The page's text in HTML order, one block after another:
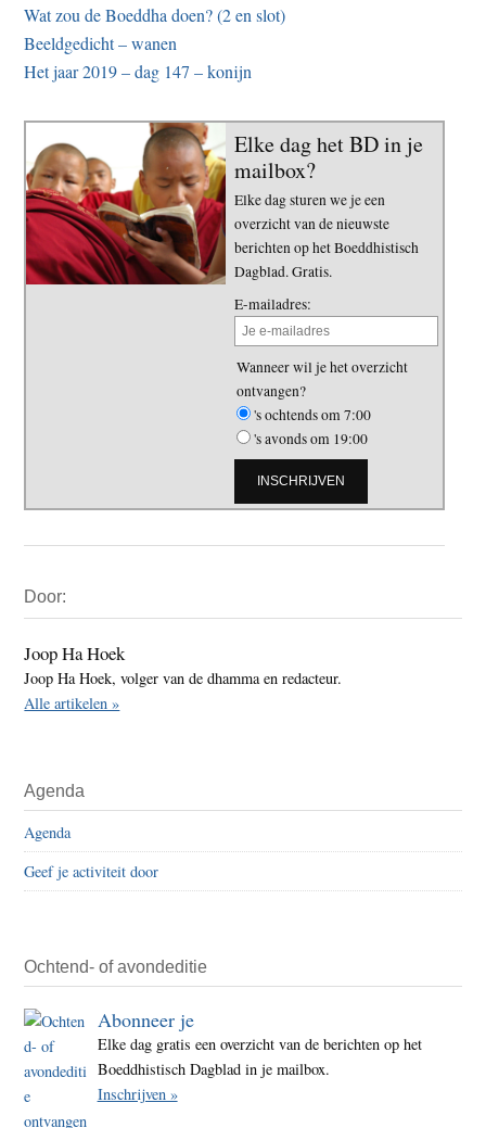
Wat zou de Boeddha doen? (2 en slot)
Beeldgedicht – wanen
Het jaar 2019 – dag 147 – konijn
Elke dag het BD in je
mailbox?
Elke dag sturen we je een
overzicht van de nieuwste
berichten op het Boeddhistisch
Dagblad. Gratis.
E-mailadres:
Wanneer wil je het overzicht
ontvangen?
's ochtends om 7:00
's avonds om 19:00
Sidebar
Door:
Joop Ha Hoek
Joop Ha Hoek, volger van de dhamma en redacteur.
Alle artikelen »
Agenda
Agenda
Geef je activiteit door
Ochtend- of avondeditie
Abonneer je
Elke dag gratis een overzicht van de berichten op het
Boeddhistisch Dagblad in je mailbox.
Inschrijven »